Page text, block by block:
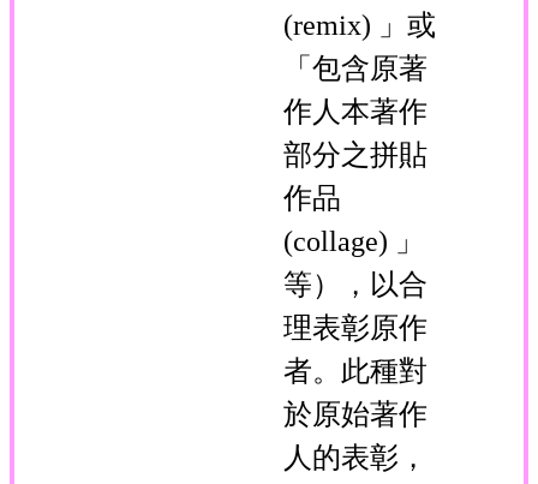
(remix) 」或
「包含原著
作人本著作
部分之拼貼
作品
(collage) 」
等），以合
理表彰原作
者。此種對
於原始著作
人的表彰，